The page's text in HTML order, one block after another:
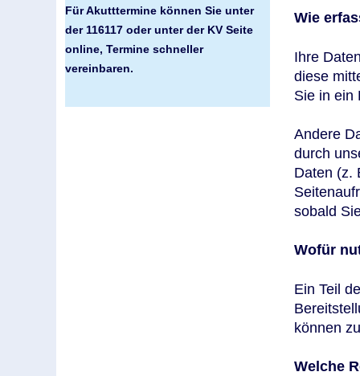
Wie
Ihre
diese
Sie in ein
Andere
durch
Daten (z.
sobald
Wofür
Ein Teil
können
Welche
Für Akutttermine können Sie unter
der 116117 oder unter der KV Seite
online, Termine schneller
vereinbaren.